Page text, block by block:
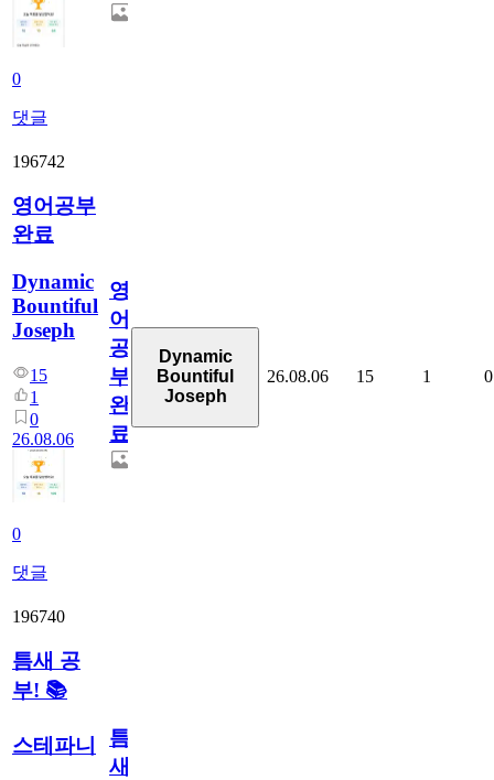
0
댓글
196742
영어공부
완료
Dynamic
Bountiful
Joseph
15
1
0
26.08.06
0
댓글
영
어
공
부
완
료
Dynamic
Bountiful
Joseph
26.08.06 15 1 0
196740
틈새 공
부! 📚
스테파니
틈
새